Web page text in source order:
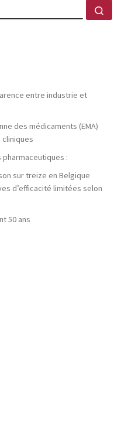
entre industrie et
des médicaments (EMA)
cliniques
:
sur treize en Belgique
d’efficacité limitées selon
50 ans